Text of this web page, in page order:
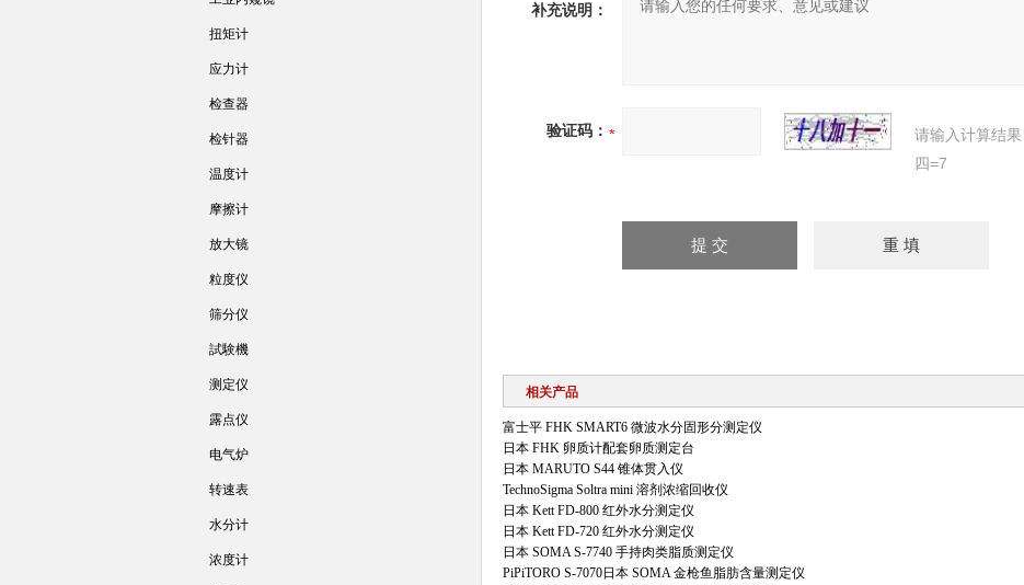
补充说明：
验证码：
请输入计算结
四=7
相关产品
富士平 FHK SMART6 微波水分固形分测定仪
日本 FHK 卵质计配套卵质测定台
日本 MARUTO S44 锥体贯入仪
TechnoSigma Soltra mini 溶剂浓缩回收仪
日本 Kett FD-800 红外水分测定仪
日本 Kett FD-720 红外水分测定仪
日本 SOMA S-7740 手持肉类脂质测定仪
PiPiTORO S-7070日本 SOMA 金枪鱼脂肪含量测定仪
扭矩计
应力计
检查器
检针器
温度计
摩擦计
放大镜
粒度仪
筛分仪
試験機
测定仪
露点仪
电气炉
转速表
水分计
浓度计